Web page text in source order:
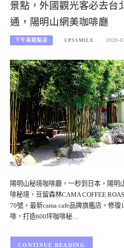
景點，外國觀光客必去台
通，陽明山網美咖啡廳
下午茶甜點店 UPSSMILE 2020-
陽明山秘境咖啡廳，一秒到日本，陽明
啡秘境，豆留森林CAMA COFFEE
70號，最新cama cafe品牌旗艦店，修
啡，打造600坪咖啡秘…
CONTINUE READING